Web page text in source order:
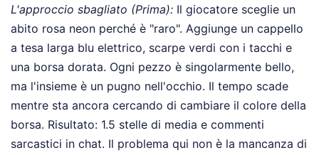
L'approccio sbagliato (Prima): Il giocatore sceglie un
abito rosa neon perché è "raro". Aggiunge un cappello
a tesa larga blu elettrico, scarpe verdi con i tacchi e
una borsa dorata. Ogni pezzo è singolarmente bello,
ma l'insieme è un pugno nell'occhio. Il tempo scade
mentre sta ancora cercando di cambiare il colore della
borsa. Risultato: 1.5 stelle di media e commenti
sarcastici in chat. Il problema qui non è la mancanza di